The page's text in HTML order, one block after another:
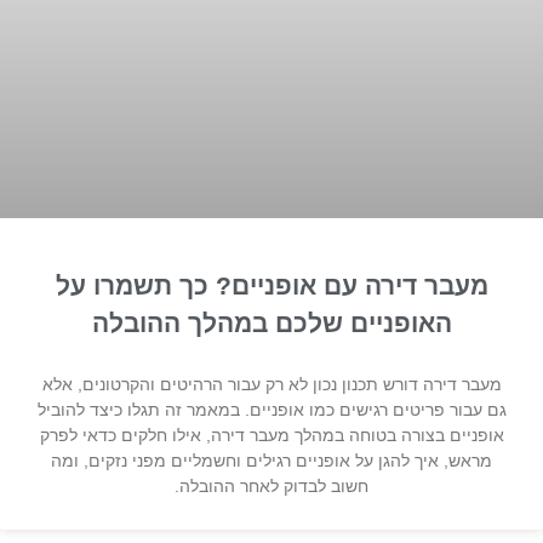
מעבר דירה עם אופניים? כך תשמרו על
האופניים שלכם במהלך ההובלה
מעבר דירה דורש תכנון נכון לא רק עבור הרהיטים והקרטונים, אלא
גם עבור פריטים רגישים כמו אופניים. במאמר זה תגלו כיצד להוביל
אופניים בצורה בטוחה במהלך מעבר דירה, אילו חלקים כדאי לפרק
מראש, איך להגן על אופניים רגילים וחשמליים מפני נזקים, ומה
חשוב לבדוק לאחר ההובלה.